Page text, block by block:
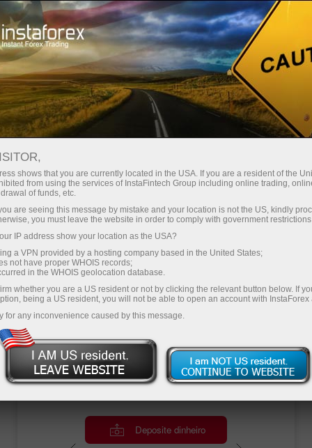
Para Traders
Para traders da
InstaForex
Esta seção é direcionada àqueles que operam
no Forex. Aqui, você terá uma visão sobre as
condições de negociação com a InstaForex.
Além disso, você aprenderá sobre maneiras de
depositar sua conta e retirar dinheiro dela. Você
receberá artigos analíticos, gráficos, análises
em vídeo dos mercados financeiros,
campanhas promocionais, projetos esportivos
da InstaForex etc..
Deposite dinheiro
shows that you are currently located in the USA. If you are a resident of the
from using the services of InstaFintech Group including online trading,
of funds, etc.
are seeing this message by mistake and your location is not the US, kindly
you must leave the website in order to comply with government
IP address show your location as the USA?
a VPN provided by a hosting company based in the United States;
not have proper WHOIS records;
in the WHOIS geolocation database.
whether you are a US resident or not by clicking the relevant button below. If
being a US resident, you will not be able to open an account with InstaForex
for any inconvenience caused by this message.